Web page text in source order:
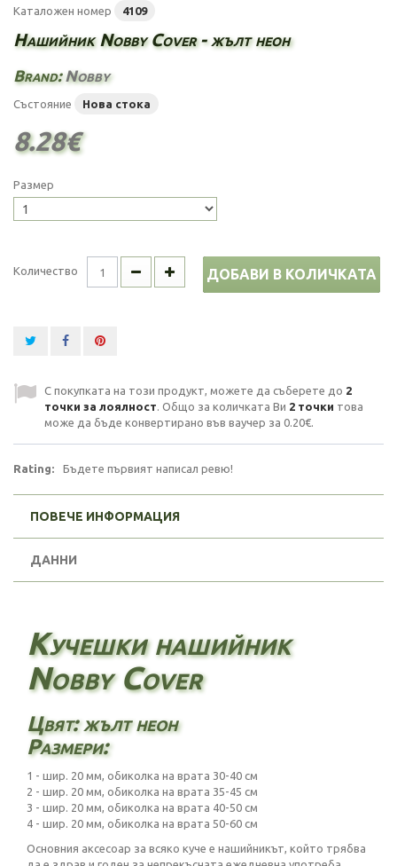
Каталожен номер 4109
Нашийник Nobby Cover - жълт неон
Brand:Nobby
Състояние Нова стока
8.28€
Размер
Количество ДОБАВИ В КОЛИЧКАТА
С покупката на този продукт, можете да съберете до 2
точки за лоялност. Общо за количката Ви 2 точки това
може да бъде конвертирано във ваучер за 0.20€.
Rating: Бъдете първият написал ревю!
ПОВЕЧЕ ИНФОРМАЦИЯ
ДАННИ
Кучешки нашийник
Nobby Cover
Цвят: жълт неон
Размери:
1 - шир. 20 мм, обиколка на врата 30-40 см
2 - шир. 20 мм, обиколка на врата 35-45 см
3 - шир. 20 мм, обиколка на врата 40-50 см
4 - шир. 20 мм, обиколка на врата 50-60 см
Основния аксесоар за всяко куче е нашийникът, който трябва